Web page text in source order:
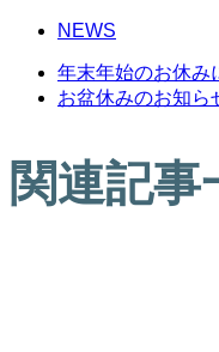
NEWS
年末年始のお休み
お盆休みのお知ら
関連記事